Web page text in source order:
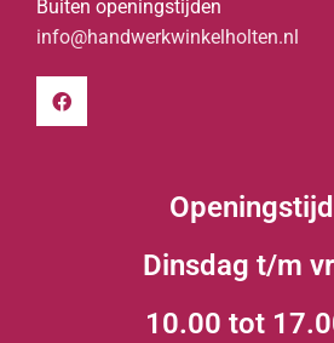
Buiten openingstijden
info@handwerkwinkelholten.nl
Dinsdag t/m
10.00 tot